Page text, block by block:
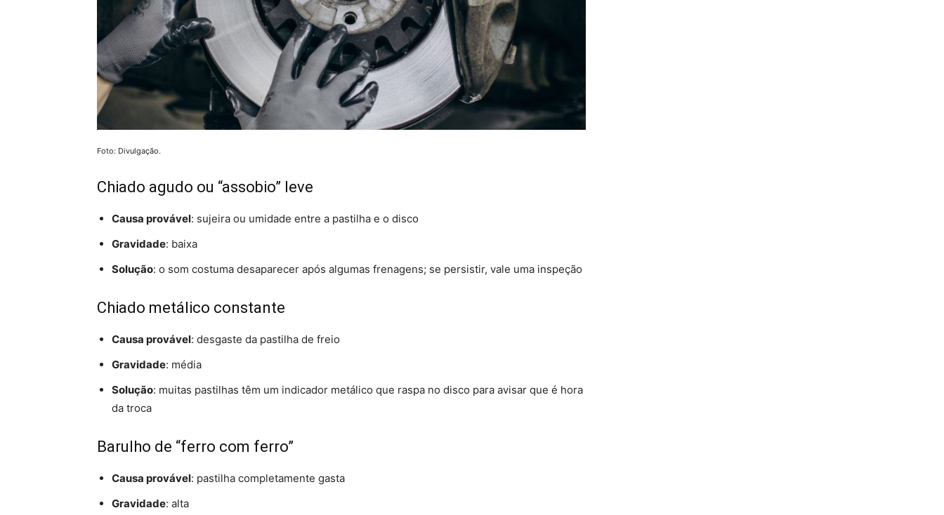
Foto: Divulgação.
Chiado agudo ou “assobio” leve
Causa provável: sujeira ou umidade entre a pastilha e o disco
Gravidade: baixa
Solução: o som costuma desaparecer após algumas frenagens; se persistir, vale uma inspeção
Chiado metálico constante
Causa provável: desgaste da pastilha de freio
Gravidade: média
Solução: muitas pastilhas têm um indicador metálico que raspa no disco para avisar que é hora
da troca
Barulho de “ferro com ferro”
Causa provável: pastilha completamente gasta
Gravidade: alta